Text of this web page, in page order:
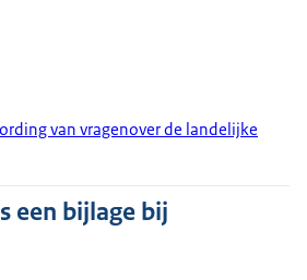
van vragenover de landelijke
een bijlage bij